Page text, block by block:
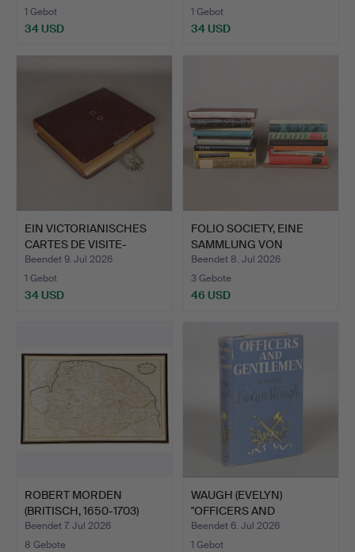
1 Gebot
34 USD
1 Gebot
34 USD
EIN VICTORIANISCHES
CARTES DE VISITE-
ALBUM.
Beendet 9. Jul 2026
1 Gebot
34 USD
FOLIO SOCIETY, EINE
SAMMLUNG VON
BÜCHERN U…
Beendet 8. Jul 2026
3 Gebote
46 USD
ROBERT MORDEN
(BRITISCH, 1650-1703)
'NORFO…
Beendet 7. Jul 2026
8 Gebote
WAUGH (EVELYN)
"OFFICERS AND
GENTLEMEN".
Beendet 6. Jul 2026
1 Gebot